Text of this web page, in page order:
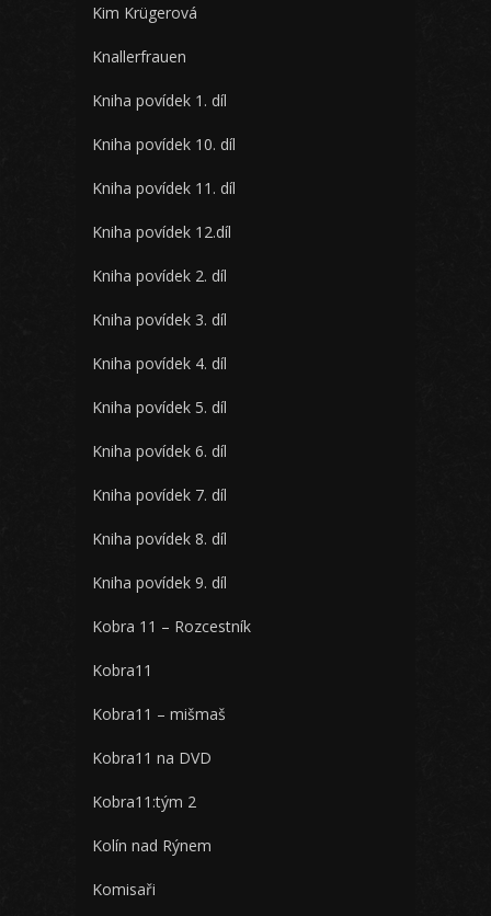
Kim Krügerová
Knallerfrauen
Kniha povídek 1. díl
Kniha povídek 10. díl
Kniha povídek 11. díl
Kniha povídek 12.díl
Kniha povídek 2. díl
Kniha povídek 3. díl
Kniha povídek 4. díl
Kniha povídek 5. díl
Kniha povídek 6. díl
Kniha povídek 7. díl
Kniha povídek 8. díl
Kniha povídek 9. díl
Kobra 11 – Rozcestník
Kobra11
Kobra11 – mišmaš
Kobra11 na DVD
Kobra11:tým 2
Kolín nad Rýnem
Komisaři